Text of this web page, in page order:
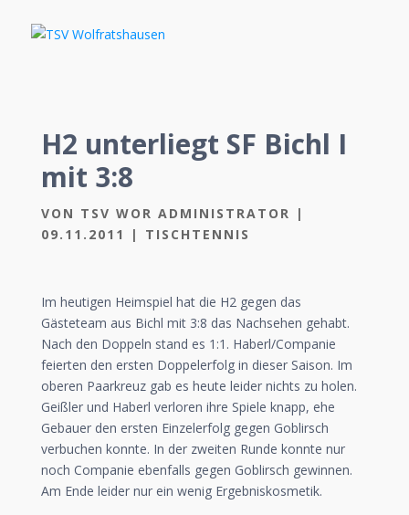
H2 unterliegt SF Bichl I
mit 3:8
VON TSV WOR ADMINISTRATOR |
09.11.2011
| TISCHTENNIS
Im heutigen Heimspiel hat die H2 gegen das
Gästeteam aus Bichl mit 3:8 das Nachsehen gehabt.
Nach den Doppeln stand es 1:1. Haberl/Companie
feierten den ersten Doppelerfolg in dieser Saison. Im
oberen Paarkreuz gab es heute leider nichts zu holen.
Geißler und Haberl verloren ihre Spiele knapp, ehe
Gebauer den ersten Einzelerfolg gegen Goblirsch
verbuchen konnte. In der zweiten Runde konnte nur
noch Companie ebenfalls gegen Goblirsch gewinnen.
Am Ende leider nur ein wenig Ergebniskosmetik.